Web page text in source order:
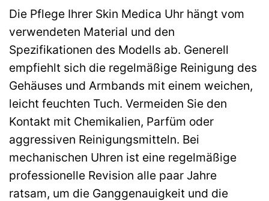
Die Pflege Ihrer Skin Medica Uhr hängt vom
verwendeten Material und den
Spezifikationen des Modells ab. Generell
empfiehlt sich die regelmäßige Reinigung des
Gehäuses und Armbands mit einem weichen,
leicht feuchten Tuch. Vermeiden Sie den
Kontakt mit Chemikalien, Parfüm oder
aggressiven Reinigungsmitteln. Bei
mechanischen Uhren ist eine regelmäßige
professionelle Revision alle paar Jahre
ratsam, um die Ganggenauigkeit und die